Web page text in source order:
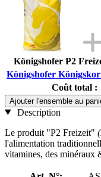
Königshofer P2
Königshofer
Coût total :
Ajouter l'ensemble au
Description
Le produit "P2 Freizeit"
l'alimentation
vitamines, des minéraux